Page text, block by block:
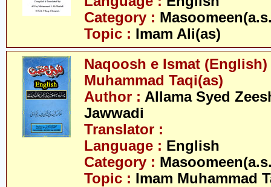
Category :
Topic : Imam Ali(as)
Naqoosh e Ismat (English)
Muhammad Taqi(as)
Author : Allama Syed
Jawwadi
Translator :
Language : English
Category :
Topic : Imam Muhammad